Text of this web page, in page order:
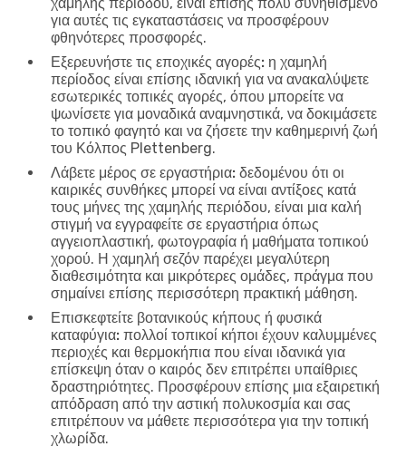
για αυτές τις εγκαταστάσεις να προσφέρουν
φθηνότερες προσφορές.
Εξερευνήστε τις εποχικές αγορές: η χαμηλή
περίοδος είναι επίσης ιδανική για να ανακαλύψετε
εσωτερικές τοπικές αγορές, όπου μπορείτε να
ψωνίσετε για μοναδικά αναμνηστικά, να δοκιμάσετε
το τοπικό φαγητό και να ζήσετε την καθημερινή ζωή
του Κόλπος Plettenberg.
Λάβετε μέρος σε εργαστήρια: δεδομένου ότι οι
καιρικές συνθήκες μπορεί να είναι αντίξοες κατά
τους μήνες της χαμηλής περιόδου, είναι μια καλή
στιγμή να εγγραφείτε σε εργαστήρια όπως
αγγειοπλαστική, φωτογραφία ή μαθήματα τοπικού
χορού. Η χαμηλή σεζόν παρέχει μεγαλύτερη
διαθεσιμότητα και μικρότερες ομάδες, πράγμα που
σημαίνει επίσης περισσότερη πρακτική μάθηση.
Επισκεφτείτε βοτανικούς κήπους ή φυσικά
καταφύγια: πολλοί τοπικοί κήποι έχουν καλυμμένες
περιοχές και θερμοκήπια που είναι ιδανικά για
επίσκεψη όταν ο καιρός δεν επιτρέπει υπαίθριες
δραστηριότητες. Προσφέρουν επίσης μια εξαιρετική
απόδραση από την αστική πολυκοσμία και σας
επιτρέπουν να μάθετε περισσότερα για την τοπική
χλωρίδα.